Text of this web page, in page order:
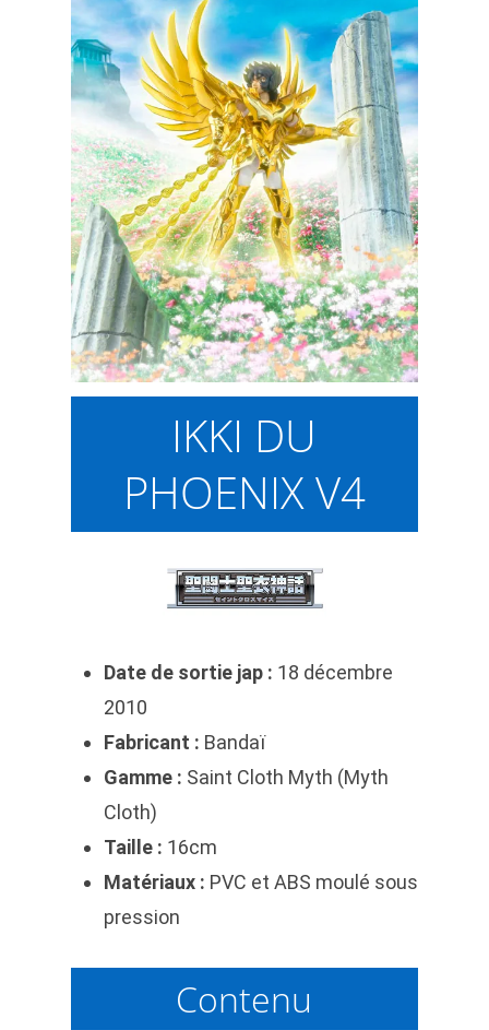
IKKI DU
PHOENIX V4
Date de sortie jap : 18 décembre
2010
Fabricant : Bandaï
Gamme : Saint Cloth Myth (Myth
Cloth)
Taille : 16cm
Matériaux : PVC et ABS moulé sous
pression
Contenu